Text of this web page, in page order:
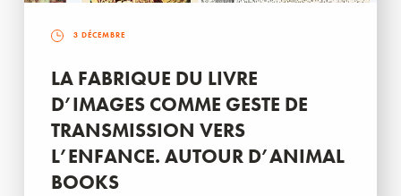
3 DÉCEMBRE
LA FABRIQUE DU LIVRE
D’IMAGES COMME GESTE DE
TRANSMISSION VERS
L’ENFANCE. AUTOUR D’ANIMAL
BOOKS